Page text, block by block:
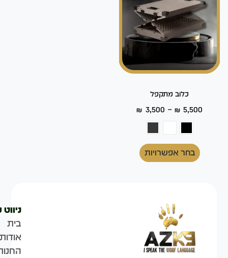
כלוב מתקפל
₪ 3,500 – ₪ 5,500
בחר אפשרויות
בית
אודות